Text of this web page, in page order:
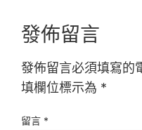
發佈留言
發佈留言必須填寫的
填欄位標示為 *
留言 *